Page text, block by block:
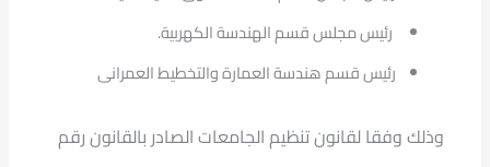
رئيس مجلس قسم الهندسة الكهربية.
رئيس قسم هندسة العمارة والتخطيط العمرانى
وذلك وفقا لقانون تنظيم الجامعات الصادر بالقانون رقم